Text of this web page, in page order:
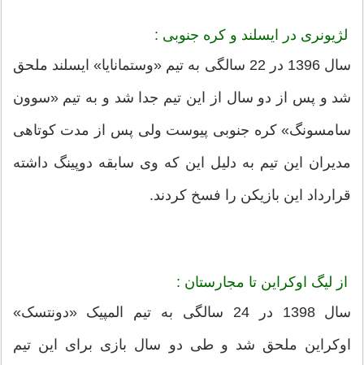
لژیونری در ایسلند و کره جنوبی :
سال 1396 در 22 سالگی به تیم «وستمانایا» ایسلند ملحق
شد و پس از دو سال از این تیم جدا شد و به تیم «سوون
سامسونگ» کره جنوبی پیوست ولی پس از مدت کوتاهی
مدیران این تیم به دلیل این که وی سابقه دوپینگ داشته
قرارداد این بازیکن را فسخ کردند.
از لیگ اوکراین تا مجارستان :
سال 1398 در 24 سالگی به تیم المپیک «دونتسک»
اوکراین ملحق شد و طی دو سال بازی برای این تیم